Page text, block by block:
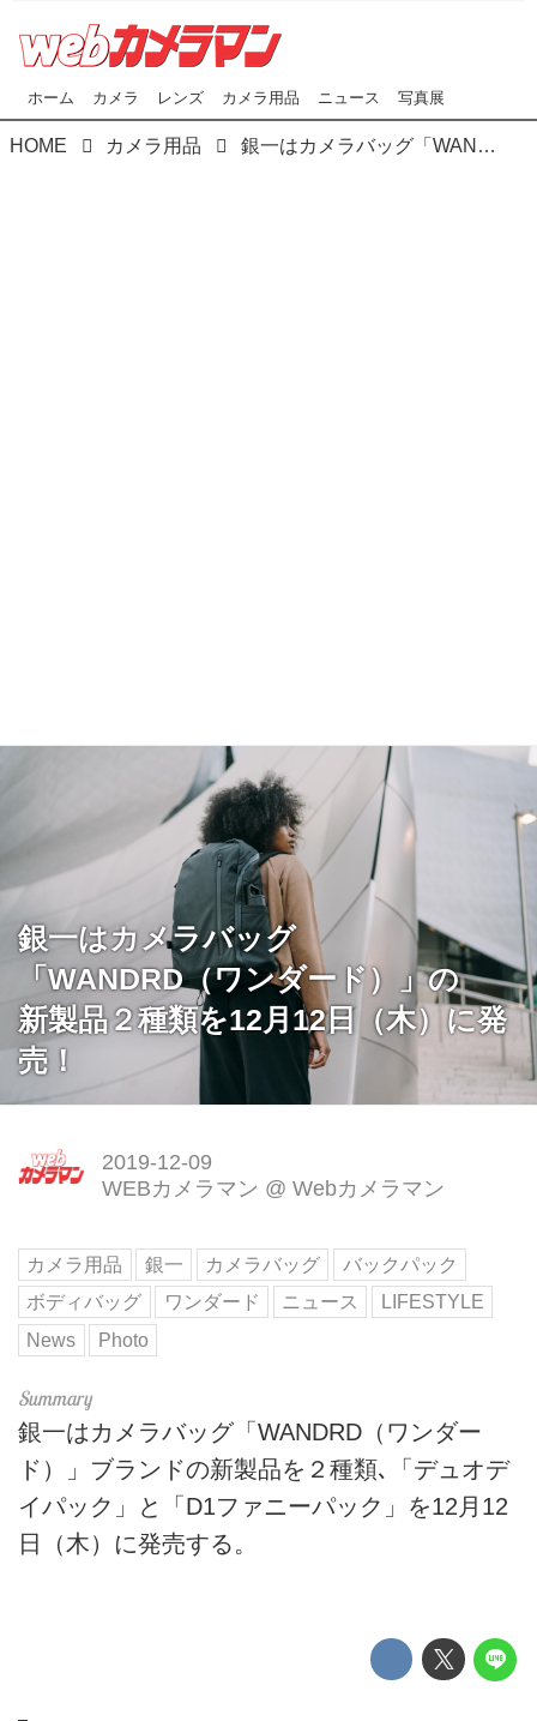
ホーム カメラ レンズ カメラ用品 ニュース 写真展
HOME カメラ用品 銀一はカメラバッグ「WANDRD（ワンダード）」の 新製品２種類を12月12日（木）に発売！
銀一はカメラバッグ
「WANDRD（ワンダード）」の
新製品２種類を12月12日（木）に発
売！
2019-12-09
WEBカメラマン @ Webカメラマン
カメラ用品 銀一 カメラバッグ
バックパック
ボディバッグ
ワンダード ニュース
LIFESTYLE
News
Photo
銀一はカメラバッグ「WANDRD（ワンダー
ド）」ブランドの新製品を２種類､「デュオデ
イパック」と「D1ファニーパック」を12月12
日（木）に発売する。